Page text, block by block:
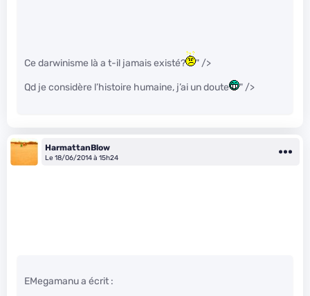
Ce darwinisme là a t-il jamais existé? " />
Qd je considère l’histoire humaine, j’ai un doute " />
HarmattanBlow
Le 18/06/2014 à 15h24
EMegamanu a écrit :